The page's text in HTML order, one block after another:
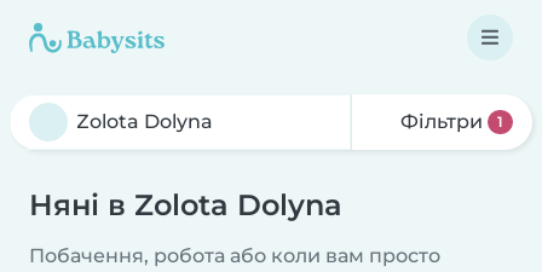
Фільтри 1
Няні в Zolota Dolyna
Побачення, робота або коли вам просто